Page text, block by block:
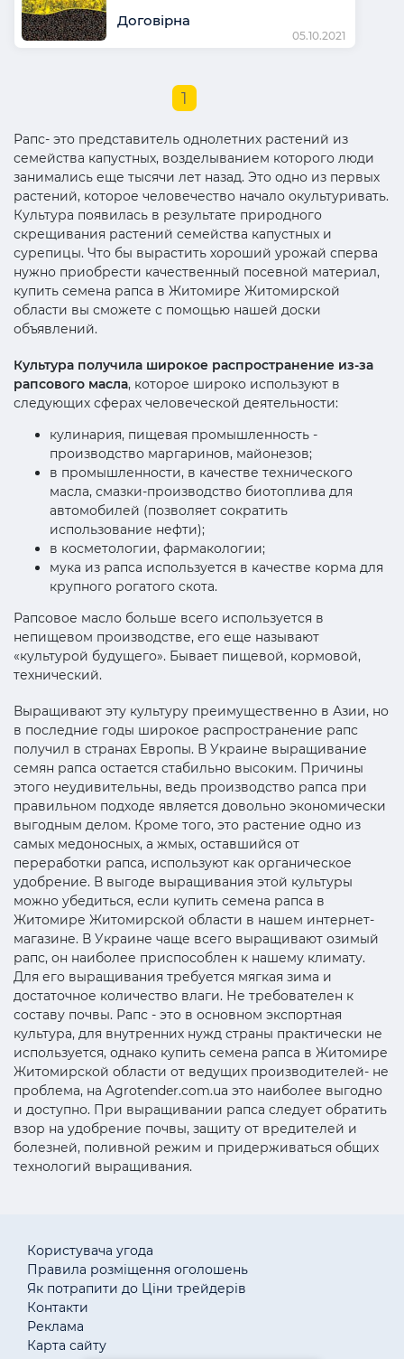
Договірна
05.10.2021
1
Рапс- это представитель однолетних растений из
семейства капустных, возделыванием которого люди
занимались еще тысячи лет назад. Это одно из первых
растений, которое человечество начало окультуривать.
Культура появилась в результате природного
скрещивания растений семейства капустных и
сурепицы. Что бы вырастить хороший урожай сперва
нужно приобрести качественный посевной материал,
купить семена рапса в Житомире Житомирской
области вы сможете с помощью нашей доски
объявлений.
Культура получила широкое распространение из-за
рапсового масла, которое широко используют в
следующих сферах человеческой деятельности:
кулинария, пищевая промышленность -
производство маргаринов, майонезов;
в промышленности, в качестве технического
масла, смазки-производство биотоплива для
автомобилей (позволяет сократить
использование нефти);
в косметологии, фармакологии;
мука из рапса используется в качестве корма для
крупного рогатого скота.
Рапсовое масло больше всего используется в
непищевом производстве, его еще называют
«культурой будущего». Бывает пищевой, кормовой,
технический.
Выращивают эту культуру преимущественно в Азии, но
в последние годы широкое распространение рапс
получил в странах Европы. В Украине выращивание
семян рапса остается стабильно высоким. Причины
этого неудивительны, ведь производство рапса при
правильном подходе является довольно экономически
выгодным делом. Кроме того, это растение одно из
самых медоносных, а жмых, оставшийся от
переработки рапса, используют как органическое
удобрение. В выгоде выращивания этой культуры
можно убедиться, если купить семена рапса в
Житомире Житомирской области в нашем интернет-
магазине. В Украине чаще всего выращивают озимый
рапс, он наиболее приспособлен к нашему климату.
Для его выращивания требуется мягкая зима и
достаточное количество влаги. Не требователен к
составу почвы. Рапс - это в основном экспортная
культура, для внутренних нужд страны практически не
используется, однако купить семена рапса в Житомире
Житомирской области от ведущих производителей- не
проблема, на Agrotender.com.ua это наиболее выгодно
и доступно. При выращивании рапса следует обратить
взор на удобрение почвы, защиту от вредителей и
болезней, поливной режим и придерживаться общих
технологий выращивания.
Користувача угода
Правила розміщення оголошень
Як потрапити до Ціни трейдерів
Контакти
Реклама
Карта сайту